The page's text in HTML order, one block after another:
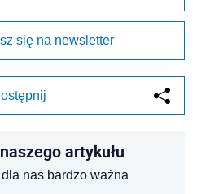
się na newsletter
artykułu
nas bardzo ważna